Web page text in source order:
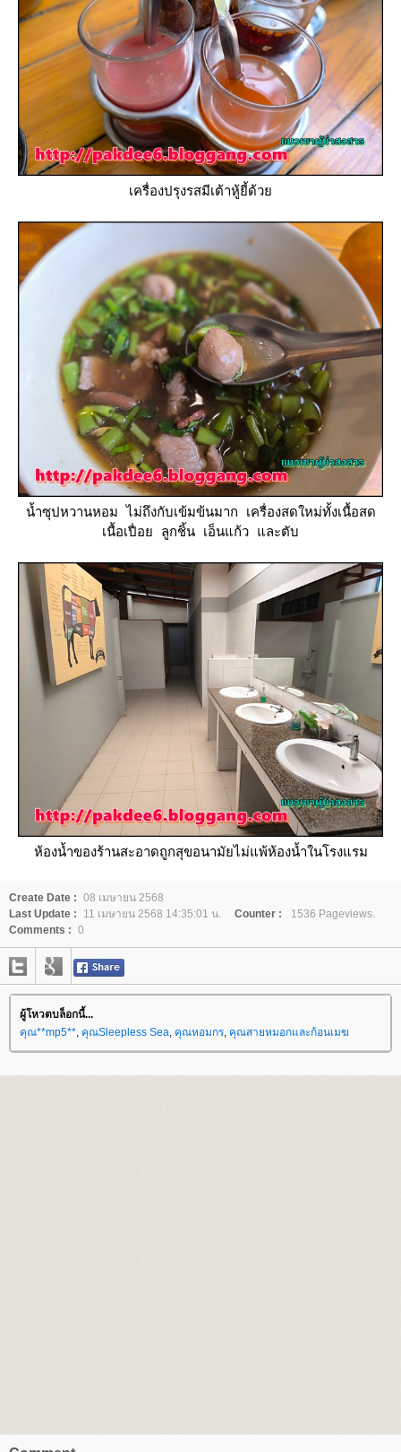
เครื่องปรุงรสมีเต้าหู้ยี้ด้ว
น้ำซุปหวานหอม ไม่ถึงกับเข้มข้นมาก เครื่องสดใหม่ทั้งเนื้อสด
เนื้อเปื่อย ลูกชิ้น เอ็นแก้ว และตับ
ห้องน้ำของร้านสะอาดถูกสุขอนามัยไม่แพ้ห้องน้ำในโรงแรม
Create Date : 08 เมษายน 2568
Last Update :
11 เมษายน 2568 14:35:01 น. Counter :
1536 Pageviews.
Comments : 0
ผู้โหวตบล็อกนี้...
คุณ**mp5**, คุณSleepless Sea, คุณหอมกร, คุณสายหมอกและก้อนเมฆ